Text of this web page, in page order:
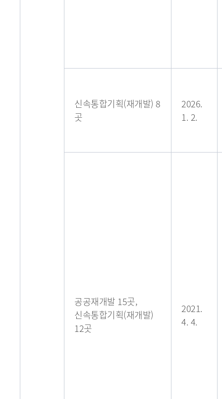
신속통합기획(재개발) 8
곳
2026.
1. 2.
공공재개발 15곳,
신속통합기획(재개발)
12곳
2021.
4. 4.